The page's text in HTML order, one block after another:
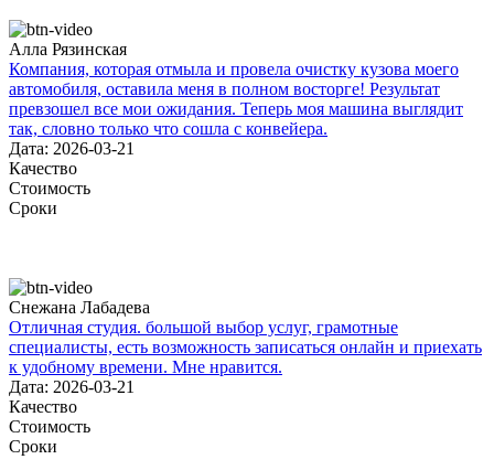
Алла Рязинская
Компания, которая отмыла и провела очистку кузова моего
автомобиля, оставила меня в полном восторге! Результат
превзошел все мои ожидания. Теперь моя машина выглядит
так, словно только что сошла с конвейера.
Дата: 2026-03-21
Качество
Стоимость
Сроки
Снежана Лабадева
Отличная студия. большой выбор услуг, грамотные
специалисты, есть возможность записаться онлайн и приехать
к удобному времени. Мне нравится.
Дата: 2026-03-21
Качество
Стоимость
Сроки